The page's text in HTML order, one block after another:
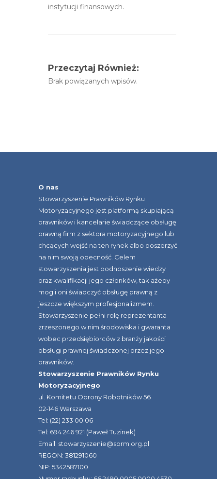
instytucji finansowych.
Przeczytaj Również:
Brak powiązanych wpisów.
O nas
Stowarzyszenie Prawników Rynku
Motoryzacyjnego jest platformą skupiającą
prawników i kancelarie świadczące obsługę
prawną firm z sektora motoryzacyjnego lub
chcących wejść na ten rynek albo poszerzyć
na nim swoją obecność. Celem
stowarzyszenia jest podnoszenie wiedzy
oraz kwalifikacji jego członków, tak ażeby
mogli oni świadczyć obsługę prawną z
jeszcze większym profesjonalizmem.
Stowarzyszenie pełni rolę reprezentanta
zrzeszonego w nim środowiska i gwaranta
wobec przedsiębiorców z branży jakości
obsługi prawnej świadczonej przez jego
prawników.
Stowarzyszenie Prawników Rynku
Motoryzacyjnego
ul. Komitetu Obrony Robotników 56
02-146 Warszawa
Tel: (22) 233 00 06
Tel: 694 246 921 (Paweł Tuzinek)
Email: stowarzyszenie@sprm.org.pl
REGON: 381291060
NIP: 5342587100